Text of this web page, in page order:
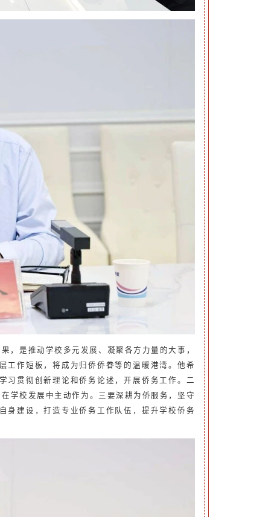
，是推动学校多元发展、凝聚各方力量的大事，
工作短板，将成为归侨侨眷等的温暖港湾。他希
习贯彻创新理论和侨务论述，开展侨务工作。二
学校发展中主动作为。三要深耕为侨服务，坚守
身建设，打造专业侨务工作队伍，提升学校侨务